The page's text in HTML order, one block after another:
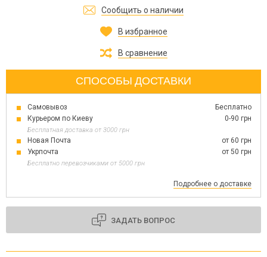
Сообщить о наличии
В избранное
В сравнение
СПОСОБЫ ДОСТАВКИ
Самовывоз
Бесплатно
Курьером по Киеву
0-90 грн
Бесплатная доставка от 3000 грн
Новая Почта
от 60 грн
Укрпочта
от 50 грн
Бесплатно перевозчиками от 5000 грн
Подробнее о доставке
ЗАДАТЬ ВОПРОС